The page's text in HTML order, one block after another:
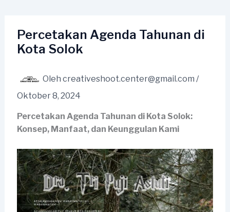
kontenPercetakan Agenda Tahunan di
Kota Solok
Oleh creativeshoot.center@gmail.com /
Oktober 8, 2024
Percetakan Agenda Tahunan di Kota Solok:
Konsep, Manfaat, dan Keunggulan Kami